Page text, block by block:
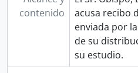
contenido
acusa recibo
enviada por
de su
su estudio.